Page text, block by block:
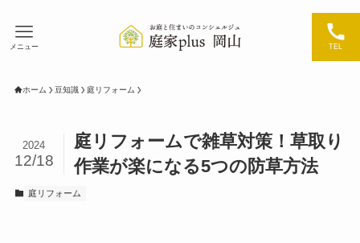
TEL
メニュー
ホーム 豆知識 庭リフォーム
庭リフォームで雑草対策！草取り
作業が楽になる5つの防草方法
2024
12/18
庭リフォーム